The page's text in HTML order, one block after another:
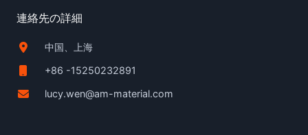
連絡先の詳細
中国、上海
+86 -15250232891
lucy.wen@am-material.com